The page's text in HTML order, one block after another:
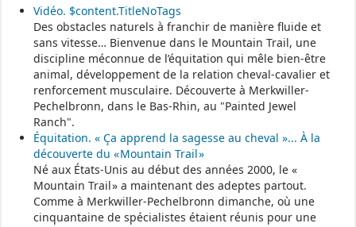
Permanence mairie
Le secrétariat est fermé le samedi matin.
Une permanence est assurée par le maire, sur rendez-vous.
Vidéo. $content.TitleNoTags
Des obstacles naturels à franchir de manière fluide et
sans vitesse… Bienvenue dans le Mountain Trail, une
discipline méconnue de l’équitation qui mêle bien-être
animal, développement de la relation cheval-cavalier et
renforcement musculaire. Découverte à Merkwiller-
Pechelbronn, dans le Bas-Rhin, au "Painted Jewel
Ranch".
Équitation. « Ça apprend la sagesse au cheval »... À la
découverte du « Mountain Trail »
Né aux États-Unis au début des années 2000, le «
Mountain Trail » a maintenant des adeptes partout.
Comme à Merkwiller-Pechelbronn dimanche, où une
cinquantaine de spécialistes étaient réunis pour une